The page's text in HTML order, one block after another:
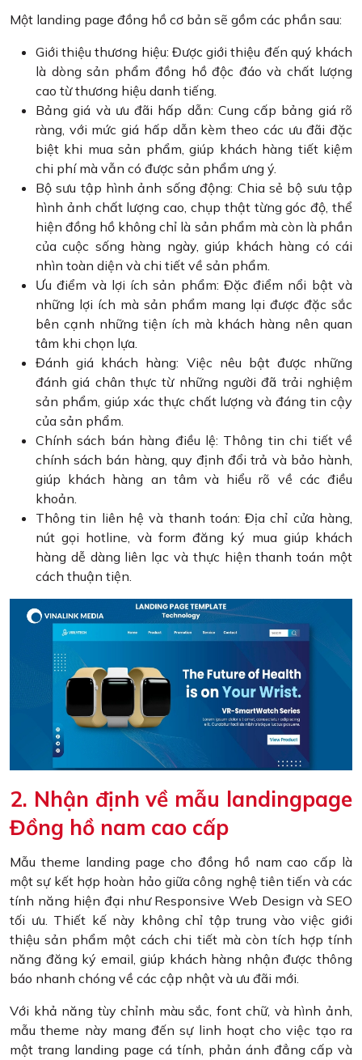
Một landing page đồng hồ cơ bản sẽ gồm các phần sau:
Giới thiệu thương hiệu: Được giới thiệu đến quý khách
là dòng sản phẩm đồng hồ độc đáo và chất lượng
cao từ thương hiệu danh tiếng.
Bảng giá và ưu đãi hấp dẫn: Cung cấp bảng giá rõ
ràng, với mức giá hấp dẫn kèm theo các ưu đãi đặc
biệt khi mua sản phẩm, giúp khách hàng tiết kiệm
chi phí mà vẫn có được sản phẩm ưng ý.
Bộ sưu tập hình ảnh sống động: Chia sẻ bộ sưu tập
hình ảnh chất lượng cao, chụp thật từng góc độ, thể
hiện đồng hồ không chỉ là sản phẩm mà còn là phần
của cuộc sống hàng ngày, giúp khách hàng có cái
nhìn toàn diện và chi tiết về sản phẩm.
Ưu điểm và lợi ích sản phẩm: Đặc điểm nổi bật và
những lợi ích mà sản phẩm mang lại được đặc sắc
bên cạnh những tiện ích mà khách hàng nên quan
tâm khi chọn lựa.
Đánh giá khách hàng: Việc nêu bật được những
đánh giá chân thực từ những người đã trải nghiệm
sản phẩm, giúp xác thực chất lượng và đáng tin cậy
của sản phẩm.
Chính sách bán hàng điều lệ: Thông tin chi tiết về
chính sách bán hàng, quy định đổi trả và bảo hành,
giúp khách hàng an tâm và hiểu rõ về các điều
khoản.
Thông tin liên hệ và thanh toán: Địa chỉ cửa hàng,
nút gọi hotline, và form đăng ký mua giúp khách
hàng dễ dàng liên lạc và thực hiện thanh toán một
cách thuận tiện.
2. Nhận định về mẫu landingpage
Đồng hồ nam cao cấp
Mẫu theme landing page cho đồng hồ nam cao cấp là
một sự kết hợp hoàn hảo giữa công nghệ tiên tiến và các
tính năng hiện đại như Responsive Web Design và SEO
tối ưu. Thiết kế này không chỉ tập trung vào việc giới
thiệu sản phẩm một cách chi tiết mà còn tích hợp tính
năng đăng ký email, giúp khách hàng nhận được thông
báo nhanh chóng về các cập nhật và ưu đãi mới.
Với khả năng tùy chỉnh màu sắc, font chữ, và hình ảnh,
mẫu theme này mang đến sự linh hoạt cho việc tạo ra
một trang landing page cá tính, phản ánh đẳng cấp và